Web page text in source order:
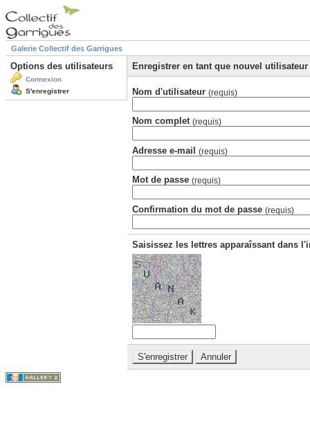
Galerie Collectif des Garrigues
Options des utilisateurs
Connexion
S'enregistrer
Enregistrer en tant que nouvel utilisateur
Nom d'utilisateur (requis)
Nom complet (requis)
Adresse e-mail (requis)
Mot de passe (requis)
Confirmation du mot de passe (requis)
Saisissez les lettres apparaîssant dans